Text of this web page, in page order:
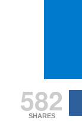
582
SHARES